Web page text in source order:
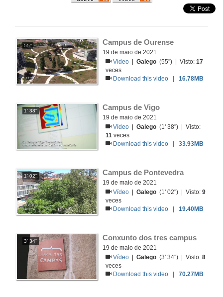
55'' Campus de Ourense
19 de maio de 2021
Vídeo
|Galego (55'') | Visto:17
veces
Download this video |16.78MB
1' 38'' Campus de Vigo
19 de maio de 2021
Vídeo
|Galego (1' 38'') | Visto:
11 veces
Download this video |33.93MB
1' 02'' Campus de Pontevedra
19 de maio de 2021
Vídeo
|Galego (1' 02'') | Visto:9
veces
Download this video |19.40MB
3' 34'' Conxunto dos tres campus
19 de maio de 2021
Vídeo
|Galego (3' 34'') | Visto:8
veces
Download this video |70.27MB